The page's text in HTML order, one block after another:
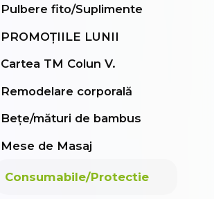
Pulbere fito/Suplimente
PROMOȚIILE LUNII
Cartea TM Colun V.
Remodelare corporală
Bețe/mături de bambus
Mese de Masaj
Consumabile/Protectie